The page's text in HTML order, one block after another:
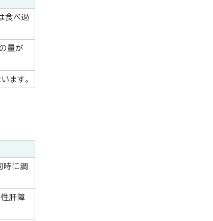
食べ過
量が
ます。
時に調
肝障